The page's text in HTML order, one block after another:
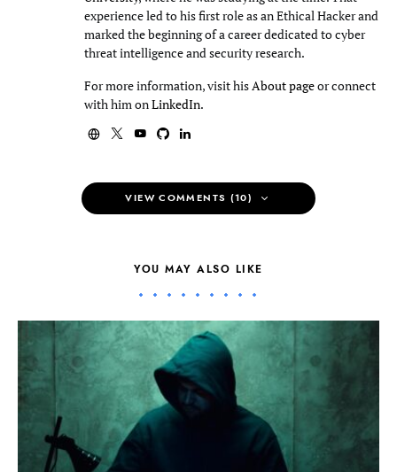
experience led to his first role as an Ethical Hacker and
marked the beginning of a career dedicated to cyber
threat intelligence and security research.
For more information, visit his About pageor connect
with him onLinkedIn.
VIEW COMMENTS (10)
YOU MAY ALSO LIKE